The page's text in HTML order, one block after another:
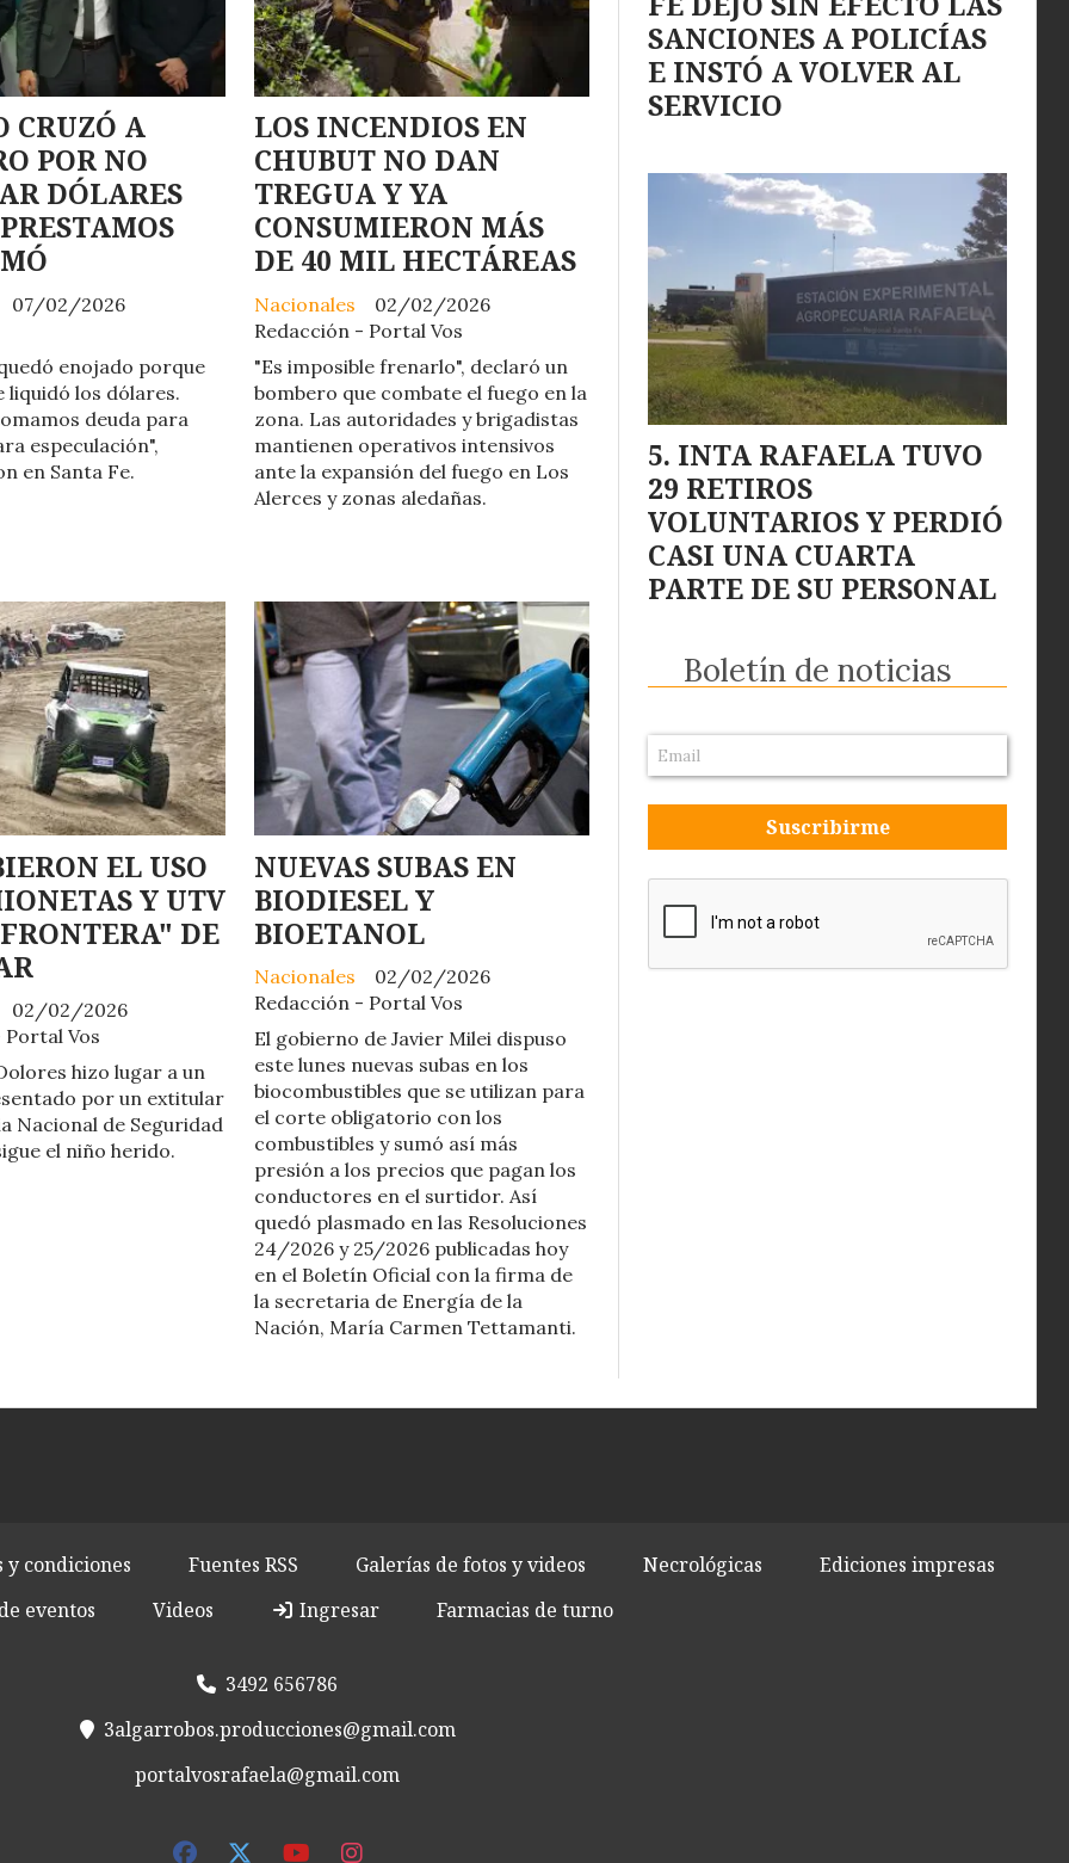
CRUZÓ A
POR NO
DÓLARES
07/02/2026
enojado porque
liquidó los dólares.
deuda para
especulación",
en Santa Fe.
LOS INCENDIOS EN
CHUBUT NO DAN
TREGUA Y YA
CONSUMIERON MÁS
DE 40 MIL HECTÁREAS
Redacción - Portal Vos
Nacionales 02/02/2026
"Es imposible frenarlo", declaró un
bombero que combate el fuego en la
zona. Las autoridades y brigadistas
mantienen operativos intensivos
ante la expansión del fuego en Los
Alerces y zonas aledañas.
EL USO
Y UTV
DE
Portal Vos
02/02/2026
hizo lugar a un
por un extitular
Nacional de Seguridad
el niño herido.
NUEVAS SUBAS EN
BIODIESEL Y
BIOETANOL
Redacción - Portal Vos
Nacionales 02/02/2026
El gobierno de Javier Milei dispuso
este lunes nuevas subas en los
biocombustibles que se utilizan para
el corte obligatorio con los
combustibles y sumó así más
presión a los precios que pagan los
conductores en el surtidor. Así
quedó plasmado en las Resoluciones
24/2026 y 25/2026 publicadas hoy
en el Boletín Oficial con la firma de
la secretaria de Energía de la
Nación, María Carmen Tettamanti.
SANCIONES A POLICÍAS
E INSTÓ A VOLVER AL
SERVICIO
INTA RAFAELA TUVO
29 RETIROS
VOLUNTARIOS Y PERDIÓ
CASI UNA CUARTA
PARTE DE SU PERSONAL
Boletín de noticias
Suscribirme
y condiciones Fuentes RSS Galerías de fotos y videos Necrológicas
Ediciones impresas
eventos
Videos Ingresar Farmacias de turno
3492 656786
3algarrobos.producciones@gmail.com
portalvosrafaela@gmail.com